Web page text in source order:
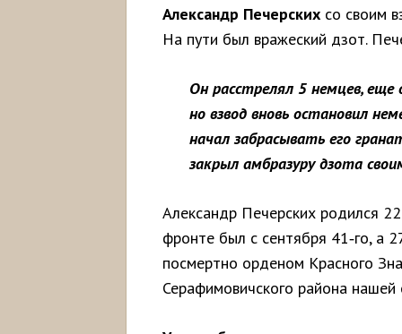
Александр Печерских со своим
На пути был вражеский дзот.
Он расстрелял 5 немцев, еще
но взвод вновь остановил
начал забрасывать его
закрыл амбразуру дзота
Александр Печерских родился
фронте был с сентября 41‑го, а
посмертно орденом Красного
Серафимовичского района нашей